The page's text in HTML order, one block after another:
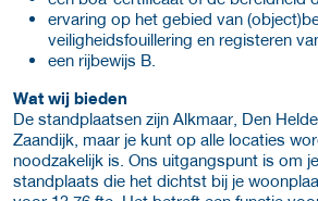
ervaring op het gebied van
veiligheidsfouillering en registeren
een rijbewijs B.
Wat wij bieden
De standplaatsen zijn Alkmaar, Den
Zaandijk, maar je kunt op alle locaties
noodzakelijk is. Ons uitgangspunt is om
standplaats die het dichtst bij je